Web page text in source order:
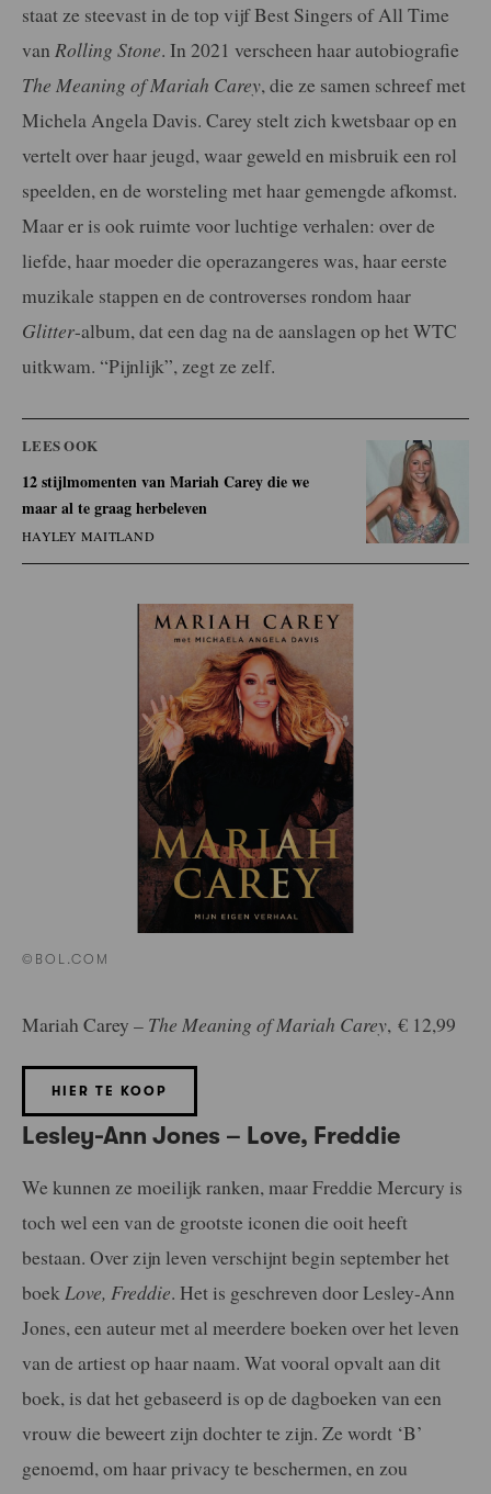
staat ze steevast in de top vijf Best Singers of All Time
van Rolling Stone. In 2021 verscheen haar autobiografie
The Meaning of Mariah Carey, die ze samen schreef met
Michela Angela Davis. Carey stelt zich kwetsbaar op en
vertelt over haar jeugd, waar geweld en misbruik een rol
speelden, en de worsteling met haar gemengde afkomst.
Maar er is ook ruimte voor luchtige verhalen: over de
liefde, haar moeder die operazangeres was, haar eerste
muzikale stappen en de controverses rondom haar
Glitter-album, dat een dag na de aanslagen op het WTC
uitkwam. “Pijnlijk”, zegt ze zelf.
LEES OOK
12 stijlmomenten van Mariah Carey die we
maar al te graag herbeleven
HAYLEY MAITLAND
©BOL.COM
Mariah Carey – The Meaning of Mariah Carey, € 12,99
HIER TE KOOP
Lesley-Ann Jones – Love, Freddie
We kunnen ze moeilijk ranken, maar Freddie Mercury is
toch wel een van de grootste iconen die ooit heeft
bestaan. Over zijn leven verschijnt begin september het
boekLove, Freddie. Het is geschreven door Lesley-Ann
Jones, een auteur met al meerdere boeken over het leven
van de artiest op haar naam. Wat vooral opvalt aan dit
boek, is dat het gebaseerd is op de dagboeken van een
vrouw die beweert zijn dochter te zijn. Ze wordt ‘B’
genoemd, om haar privacy te beschermen, en zou